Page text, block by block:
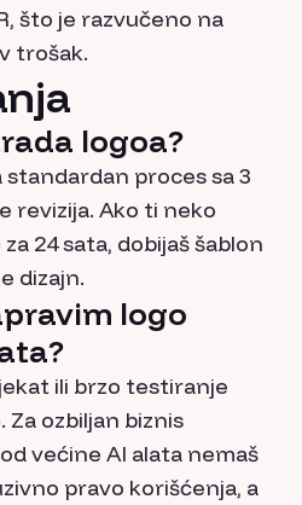
što je razvučeno na
trošak.
logoa?
standardan proces sa 3
revizija. Ako ti neko
24 sata, dobijaš šablon
dizajn.
logo
ili brzo testiranje
ozbiljan biznis
većine AI alata nemaš
pravo korišćenja, a